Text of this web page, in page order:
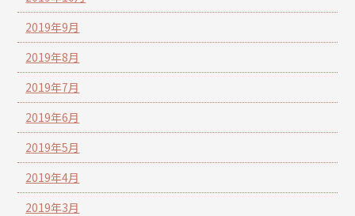
2019年9月
2019年8月
2019年7月
2019年6月
2019年5月
2019年4月
2019年3月